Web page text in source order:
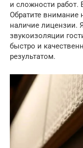
и сложности
Обратите внимание
наличие лицензии.
звукоизоляции
быстро и
результатом.